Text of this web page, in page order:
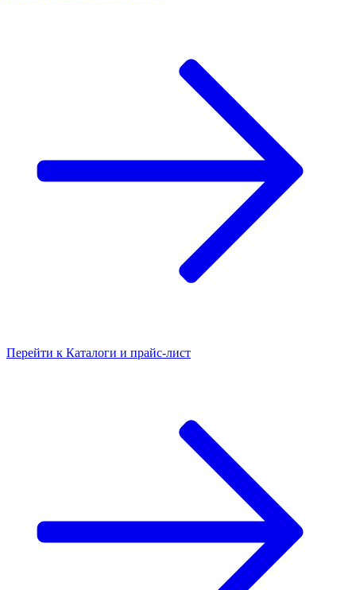
Перейти к Каталоги и прайс-лист